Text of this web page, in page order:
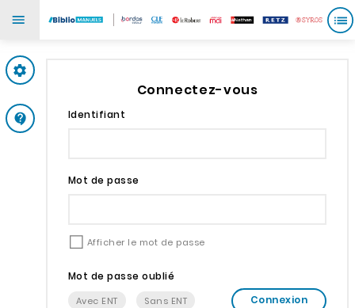
Support
Connectez-vous
Identifiant
Mot de passe
Afficher le mot de passe
Mot de passe oublié
Avec ENT Sans ENT Connexion